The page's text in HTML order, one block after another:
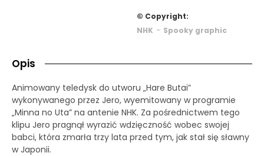
© Copyright:
NHK - Spooky graphic
Opis
Animowany teledysk do utworu „Hare Butai”
wykonywanego przez Jero, wyemitowany w programie
„Minna no Uta” na antenie NHK. Za pośrednictwem tego
klipu Jero pragnął wyrazić wdzięczność wobec swojej
babci, która zmarła trzy lata przed tym, jak stał się sławny
w Japonii.